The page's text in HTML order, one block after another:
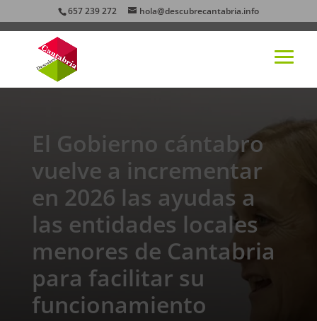
657 239 272 hola@descubrecantabria.info
El Gobierno cántabro
vuelve a incrementar
en 2026 las ayudas a
las entidades locales
menores de Cantabria
para facilitar su
funcionamiento